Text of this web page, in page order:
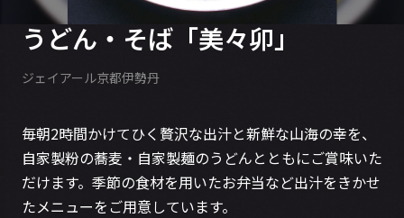
うどん・そば「美々卯」
ジェイアール京都伊勢丹
毎朝2時間かけてひく贅沢な出汁と新鮮な山海の幸を、
自家製粉の蕎麦・自家製麺のうどんとともにご賞味いた
だけます。季節の食材を用いたお弁当など出汁をきかせ
たメニューをご用意しています。